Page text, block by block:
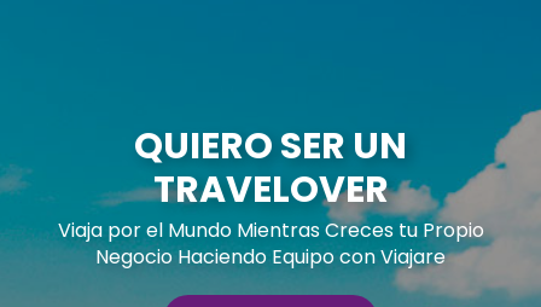
QUIERO SER UN
TRAVELOVER
Viaja por el Mundo Mientras Creces tu Propio
Negocio Haciendo Equipo con Viajare